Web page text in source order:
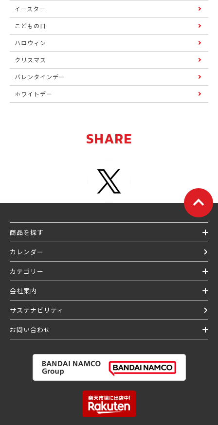
イースター
こどもの日
ハロウィン
クリスマス
バレンタインデー
ホワイトデー
SHARE
商品を探す
カレンダー
カテゴリー
会社案内
サステナビリティ
お問い合わせ